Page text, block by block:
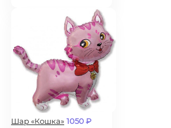
Шар «Кошка» 1050₽